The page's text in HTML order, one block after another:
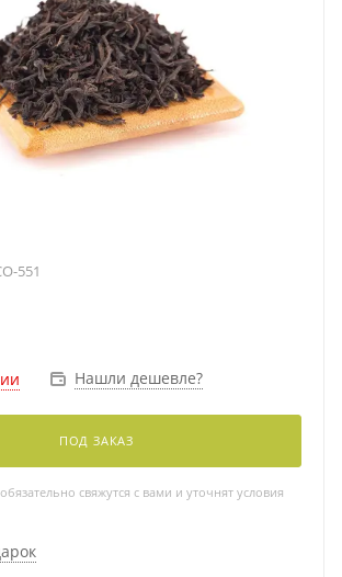
551
Нашли дешевле?
ПОД ЗАКАЗ
свяжутся с вами и уточнят условия